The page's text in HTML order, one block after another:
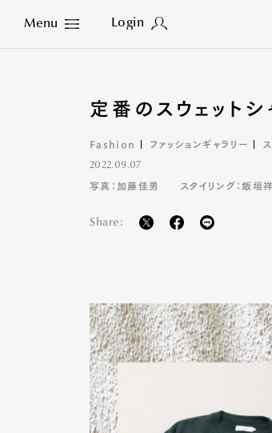
Menu Login
Close
定番のスウェット
Fashion ファッションギャラリー
2022.09.07
写真：加藤佳男 スタイリング：飯垣
Share: